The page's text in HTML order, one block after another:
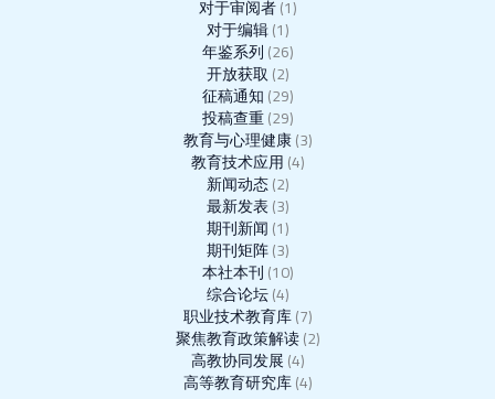
对于审阅者(1)
对于编辑(1)
年鉴系列(26)
开放获取(2)
征稿通知(29)
投稿查重(29)
教育与心理健康(3)
教育技术应用(4)
新闻动态(2)
最新发表(3)
期刊新闻(1)
期刊矩阵(3)
本社本刊(10)
综合论坛(4)
职业技术教育库(7)
聚焦教育政策解读(2)
高教协同发展(4)
高等教育研究库(4)